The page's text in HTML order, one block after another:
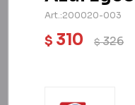
200020-003
$ 310 $326